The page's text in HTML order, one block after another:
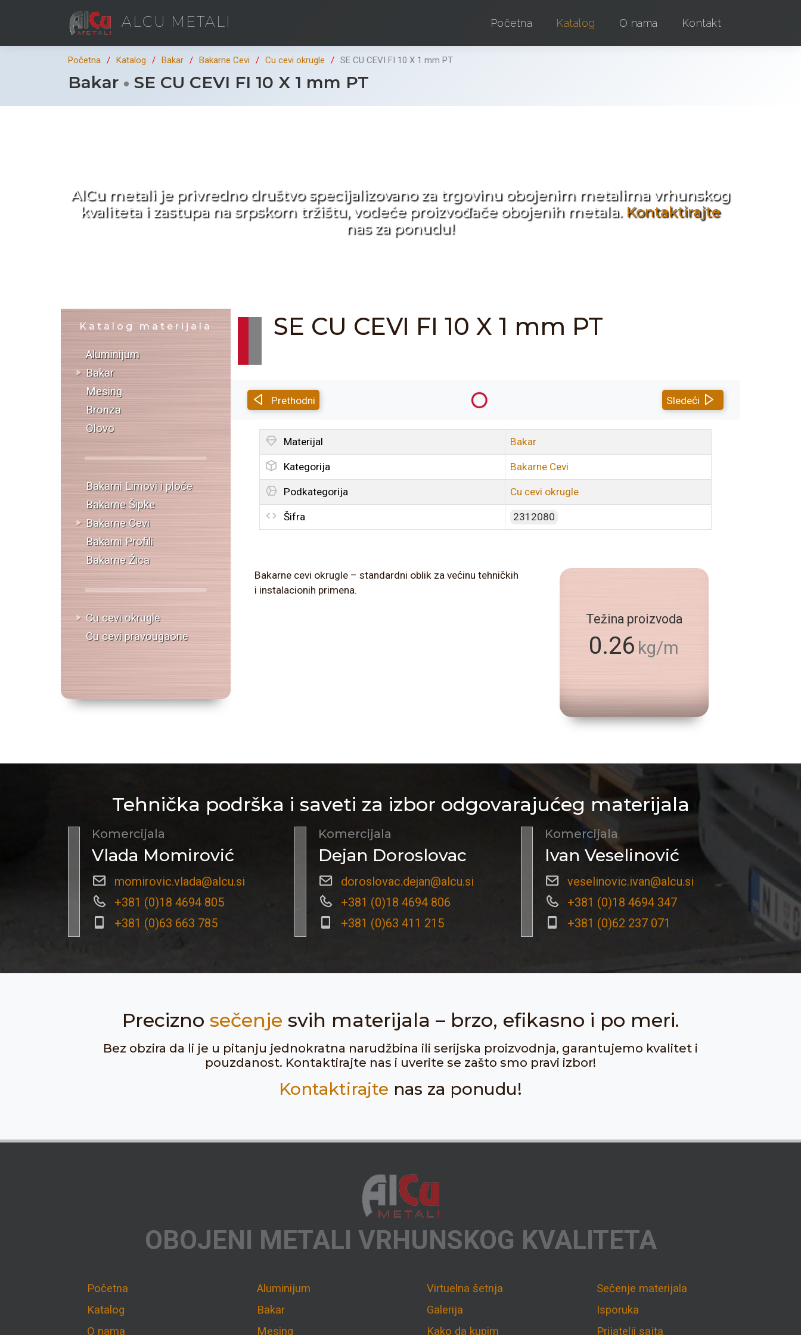
ALCU METALI Početna Katalog O nama Kontakt
Početna Katalog Bakar Bakarne Cevi Cu cevi okrugle SE CU CEVI FI 10 X 1 mm PT
Bakar SE CU CEVI FI 10 X 1 mm PT
AlCu metali je privredno društvo specijalizovano za trgovinu obojenim metalima vrhunskog
kvaliteta i zastupa na srpskom tržištu, vodeće proizvođače obojenih metala. Kontaktirajte
nas za ponudu!
Katalog materijala
Aluminijum
Bakar
Mesing
Bronza
Olovo
Bakarni Limovi i ploče
Bakarne Šipke
Bakarne Cevi
Bakarni Profili
Bakarne Žica
Cu cevi okrugle
Cu cevi pravougaone
SE CU CEVI FI 10 X 1 mm PT
Prethodni Sledeći
Materijal Bakar
Kategorija Bakarne Cevi
Podkategorija Cu cevi okrugle
Šifra 2312080
Bakarne cevi okrugle – standardni oblik za većinu tehničkih
i instalacionih primena.
Težina proizvoda
0.26 kg/m
Tehnička podrška i saveti za izbor odgovarajućeg materijala
Komercijala
Vlada Momirović
momirovic.vlada@alcu.si
+381 (0)18 4694 805
+381 (0)63 663 785
Komercijala
Dejan Doroslovac
doroslovac.dejan@alcu.si
+381 (0)18 4694 806
+381 (0)63 411 215
Komercijala
Ivan Veselinović
veselinovic.ivan@alcu.si
+381 (0)18 4694 347
+381 (0)62 237 071
Precizno sečenje svih materijala – brzo, efikasno i po meri.
Bez obzira da li je u pitanju jednokratna narudžbina ili serijska proizvodnja, garantujemo kvalitet i
pouzdanost. Kontaktirajte nas i uverite se zašto smo pravi izbor!
Kontaktirajte nas za ponudu!
OBOJENI METALI VRHUNSKOG KVALITETA
Početna
Katalog
O nama
Aluminijum
Bakar
Mesing
Virtuelna šetnja
Galerija
Kako da kupim
Sečenje materijala
Isporuka
Prijatelji sajta